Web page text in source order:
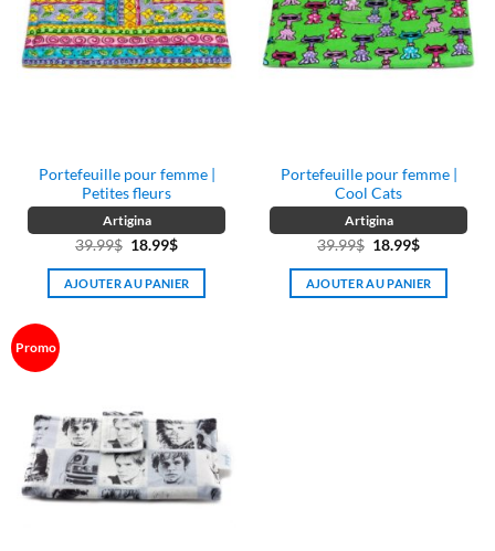
Portefeuille pour femme |
Petites fleurs
Artigina
39.99$ Le
prix
initial
18.99$Le
prix
actuel
AJOUTER AU PANIER
Portefeuille pour femme |
Cool Cats
Artigina
39.99$ Le
prix
initial
18.99$Le
prix
actuel
AJOUTER AU PANIER
Promo